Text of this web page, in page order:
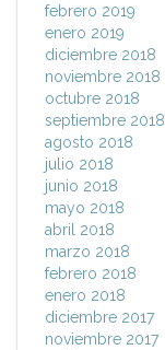
febrero 2019
enero 2019
diciembre 2018
noviembre 2018
octubre 2018
septiembre 2018
agosto 2018
julio 2018
junio 2018
mayo 2018
abril 2018
marzo 2018
febrero 2018
enero 2018
diciembre 2017
noviembre 2017